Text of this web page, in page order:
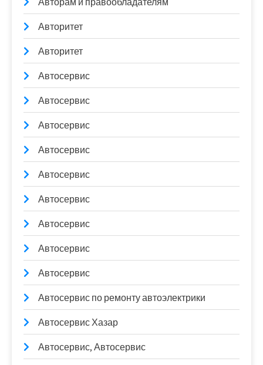
Авторитет
Авторитет
Автосервис
Автосервис
Автосервис
Автосервис
Автосервис
Автосервис
Автосервис
Автосервис
Автосервис
Автосервис по ремонту автоэлектрики
Автосервис Хазар
Автосервис, Автосервис